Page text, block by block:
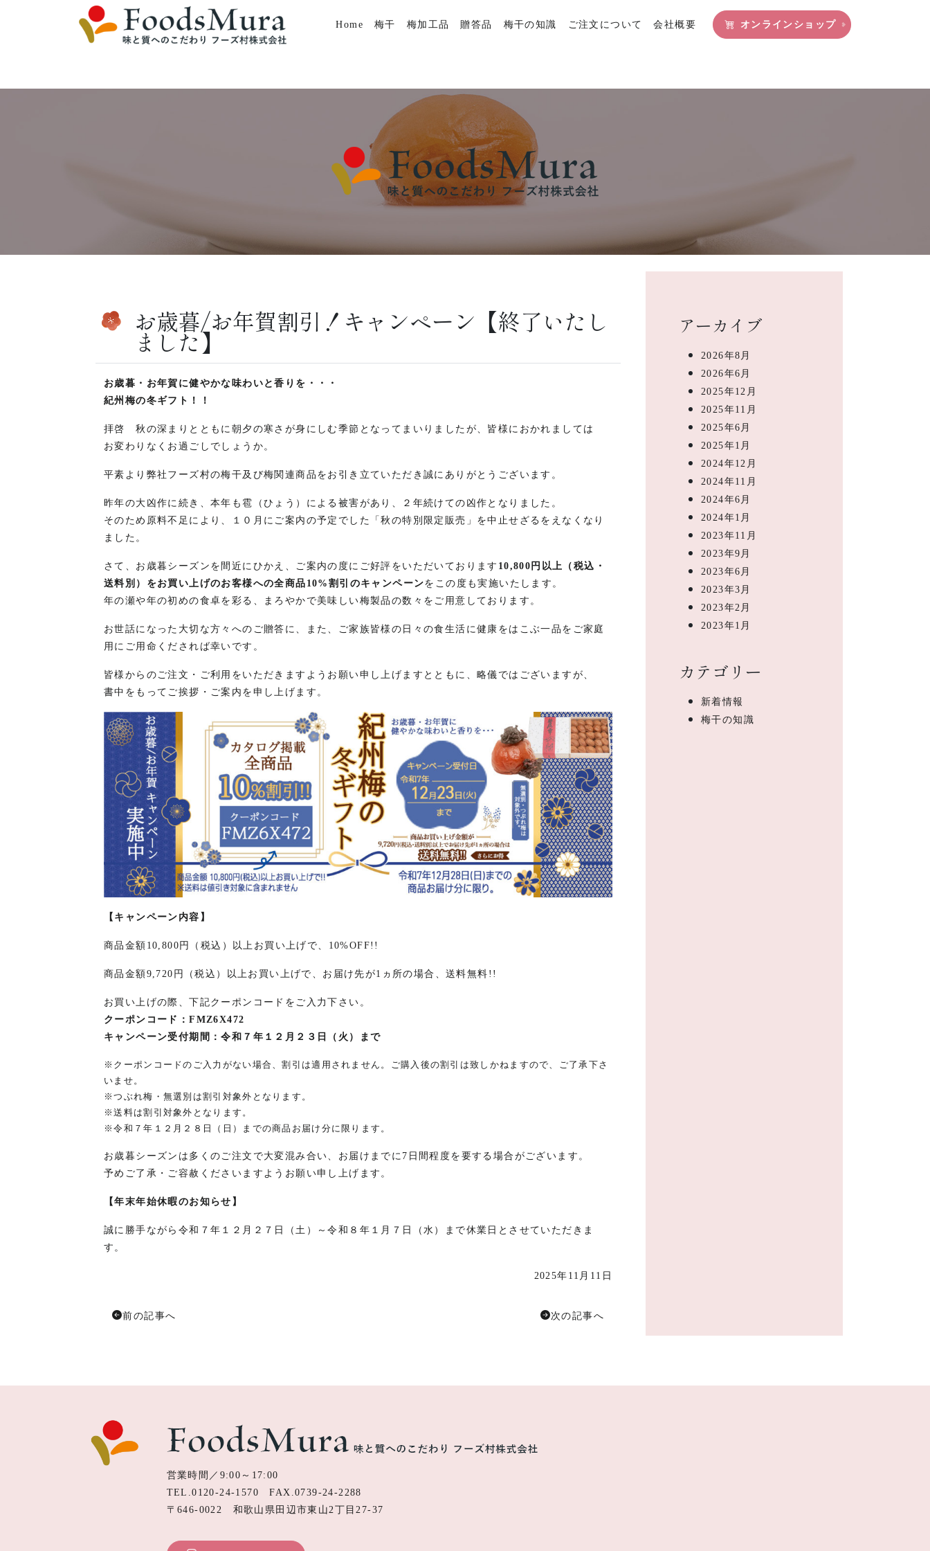
Home 梅干 梅加工品 贈答品 梅干の知識 ご注文について 会社概要 オンラインショップ
お歳暮/お年賀割引！キャンペーン【終了いたし
ました】
お歳暮・お年賀に健やかな味わいと香りを・・・
紀州梅の冬ギフト！！
拝啓 秋の深まりとともに朝夕の寒さが身にしむ季節となってまいりましたが、皆様におかれましては
お変わりなくお過ごしでしょうか。
平素より弊社フーズ村の梅干及び梅関連商品をお引き立ていただき誠にありがとうございます。
昨年の大凶作に続き、本年も雹（ひょう）による被害があり、２年続けての凶作となりました。
そのため原料不足により、１０月にご案内の予定でした「秋の特別限定販売」を中止せざるをえなくなり
ました。
さて、お歳暮シーズンを間近にひかえ、ご案内の度にご好評をいただいております 10,800円以上（税込・
送料別）をお買い上げのお客様への全商品10%割引のキャンペーンをこの度も実施いたします。
年の瀬や年の初めの食卓を彩る、まろやかで美味しい梅製品の数々をご用意しております。
お世話になった大切な方々へのご贈答に、また、ご家族皆様の日々の食生活に健康をはこぶ一品をご家庭
用にご用命くだされば幸いです。
皆様からのご注文・ご利用をいただきますようお願い申し上げますとともに、略儀ではございますが、
書中をもってご挨拶・ご案内を申し上げます。
【キャンペーン内容】
商品金額10,800円（税込）以上お買い上げで、10%OFF!!
商品金額9,720円（税込）以上お買い上げで、お届け先が1ヵ所の場合、送料無料!!
お買い上げの際、下記クーポンコードをご入力下さい。
クーポンコード：FMZ6X472
キャンペーン受付期間：令和７年１２月２３日（火）まで
※クーポンコードのご入力がない場合、割引は適用されません。ご購入後の割引は致しかねますので、ご了承下さ
いませ。
※つぶれ梅・無選別は割引対象外となります。
※送料は割引対象外となります。
※令和７年１２月２８日（日）までの商品お届け分に限ります。
お歳暮シーズンは多くのご注文で大変混み合い、お届けまでに7日間程度を要する場合がございます。
予めご了承・ご容赦くださいますようお願い申し上げます。
【年末年始休暇のお知らせ】
誠に勝手ながら令和７年１２月２７日（土）～令和８年１月７日（水）まで休業日とさせていただきま
す。
2025年11月11日
前の記事へ 次の記事へ
アーカイブ
2026年8月
2026年6月
2025年12月
2025年11月
2025年6月
2025年1月
2024年12月
2024年11月
2024年6月
2024年1月
2023年11月
2023年9月
2023年6月
2023年3月
2023年2月
2023年1月
カテゴリー
新着情報
梅干の知識
営業時間／9:00～17:00
TEL.0120-24-1570 FAX.0739-24-2288
〒646-0022 和歌山県田辺市東山2丁目27-37